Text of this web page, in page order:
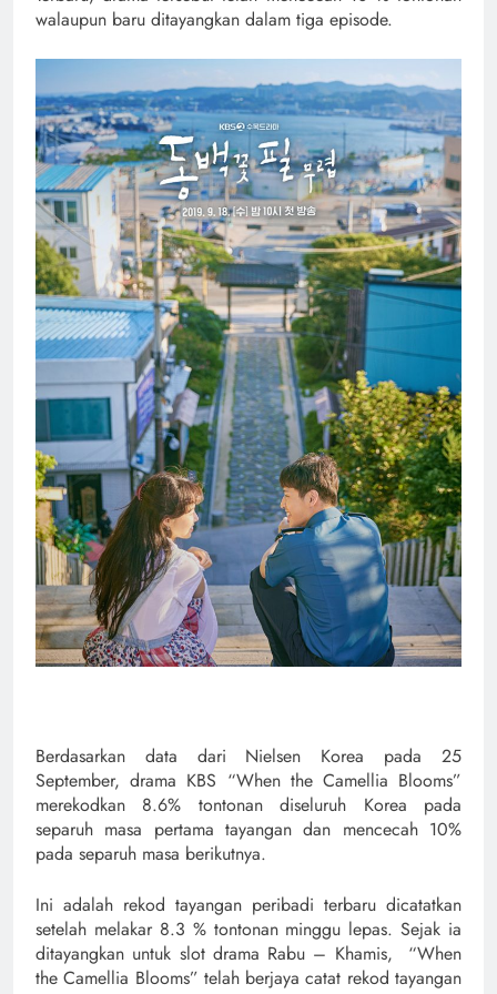
walaupun baru ditayangkan dalam tiga episode.
Berdasarkan data dari Nielsen Korea pada 25
September, drama KBS “When the Camellia Blooms”
merekodkan 8.6% tontonan diseluruh Korea pada
separuh masa pertama tayangan dan mencecah 10%
pada separuh masa berikutnya.
Ini adalah rekod tayangan peribadi terbaru dicatatkan
setelah melakar 8.3 % tontonan minggu lepas. Sejak ia
ditayangkan untuk slot drama Rabu – Khamis, “When
the Camellia Blooms” telah berjaya catat rekod tayangan